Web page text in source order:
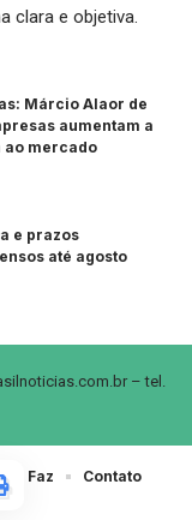
clara e objetiva.
Márcio Alaor de
aumentam a
ao mercado
e prazos
até agosto
– tel.
Faz Contato